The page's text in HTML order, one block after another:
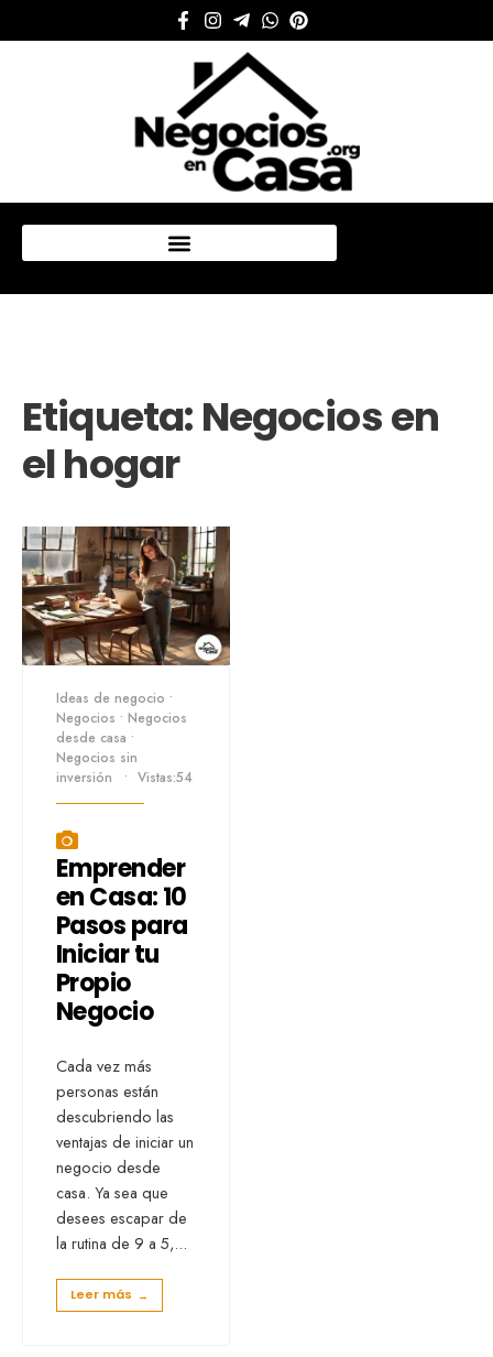
Etiqueta:Negocios en
el hogar
Ideas de negocio •
Negocios • Negocios
desde casa •
Negocios sin
inversión
• Vistas:54
Emprender
en Casa: 10
Pasos para
Iniciar tu
Propio
Negocio
Cada vez más
personas están
descubriendo las
ventajas de iniciar un
negocio desde
casa. Ya sea que
desees escapar de
la rutina de 9 a 5,...
Leer más →